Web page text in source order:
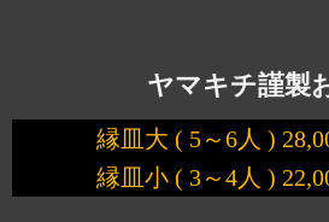
ヤマキチ謹製
縁皿大 ( 5～6人 )
縁皿小 ( 3～4人 )